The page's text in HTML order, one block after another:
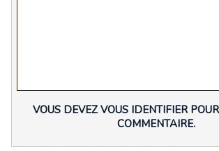
VOUS DEVEZ VOUS IDENTIFIER
COMMENTAIRE.